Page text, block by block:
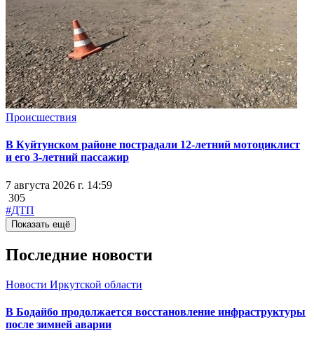
Происшествия
В Куйтунском районе пострадали 12-летний мотоциклист
и его 3-летний пассажир
7 августа 2026 г. 14:59
305
#ДТП
Показать ещё
Последние новости
Новости Иркутской области
В Бодайбо продолжается восстановление инфраструктуры
после зимней аварии